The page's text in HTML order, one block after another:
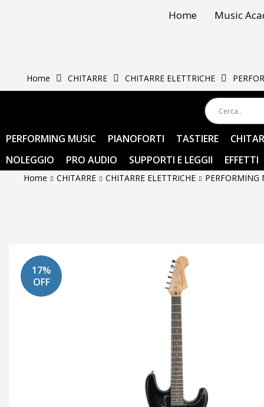
Home Music
Home CHITARRE CHITARRE ELETTRICHE
PERFORMING MUSIC PIANOFORTI TASTIERE
NOLEGGIO
PRO AUDIO SUPPORTI E LEGGII EFFETTI
Home CHITARRE CHITARRE ELETTRICHE PERFORMING
17%
OFF